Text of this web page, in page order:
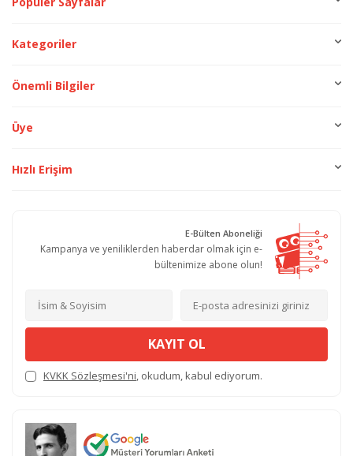
Kategoriler
Önemli Bilgiler
Üye
Hızlı Erişim
E-Bülten Aboneliği
Kampanya ve yeniliklerden haberdar olmak için e-
bültenimize abone olun!
KAYIT OL
KVKK Sözleşmesi'ni, okudum, kabul ediyorum.